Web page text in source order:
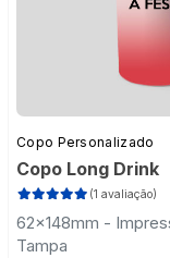
Copo Personalizado
Copo Long Drink
(1 avaliação)
62x148mm -
Tampa